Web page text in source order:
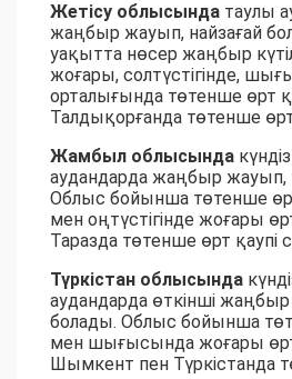
Жетісу облысында таулы
жаңбыр жауып, найзағай
уақытта нөсер жаңбыр
жоғары, солтүстігінде,
орталығында төтенше өрт
Талдықорғанда төтенше
Жамбыл облысында
аудандарда жаңбыр жауып,
Облыс бойынша төтенше
мен оңтүстігінде жоғары
Таразда төтенше өрт қаупі
Түркістан облысында
аудандарда өткінші
болады. Облыс бойынша
мен шығысында жоғары өрт
Шымкент пен Түркістанда